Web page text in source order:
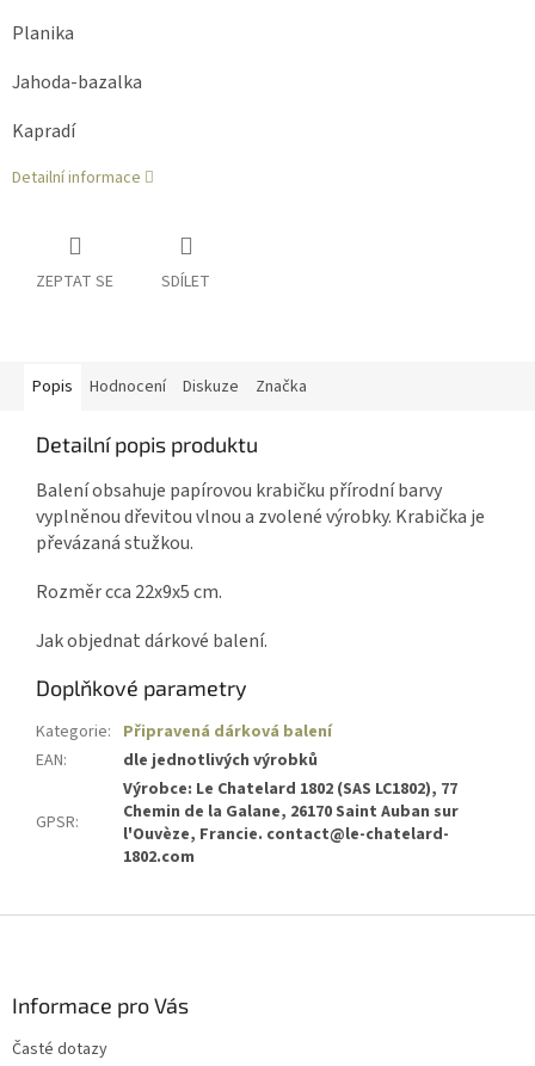
Planika
Jahoda-bazalka
Kapradí
Detailní informace
ZEPTAT SE SDÍLET
Popis Hodnocení Diskuze Značka
Detailní popis produktu
Balení obsahuje papírovou krabičku přírodní barvy
vyplněnou dřevitou vlnou a zvolené výrobky. Krabička je
převázaná stužkou.
Rozměr cca 22x9x5 cm.
Jak objednat dárkové balení.
Doplňkové parametry
Kategorie: Připravená dárková balení
EAN: dle jednotlivých výrobků
GPSR:
Výrobce: Le Chatelard 1802 (SAS LC1802), 77
Chemin de la Galane, 26170 Saint Auban sur
l'Ouvèze, Francie. contact@le-chatelard-
1802.com
Informace pro Vás
Časté dotazy